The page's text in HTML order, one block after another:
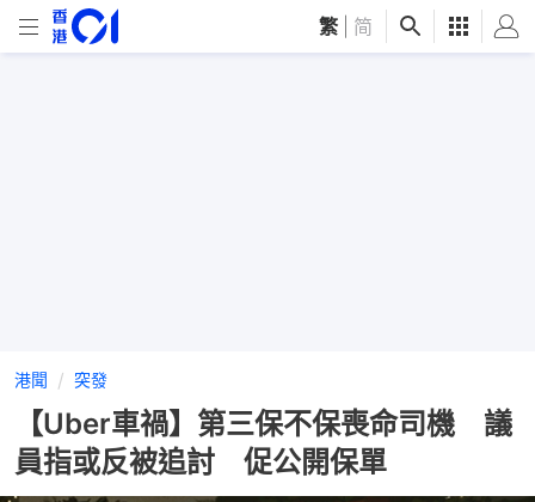
繁 简
港聞 突發
【Uber車禍】第三保不保喪命司機 議
員指或反被追討 促公開保單